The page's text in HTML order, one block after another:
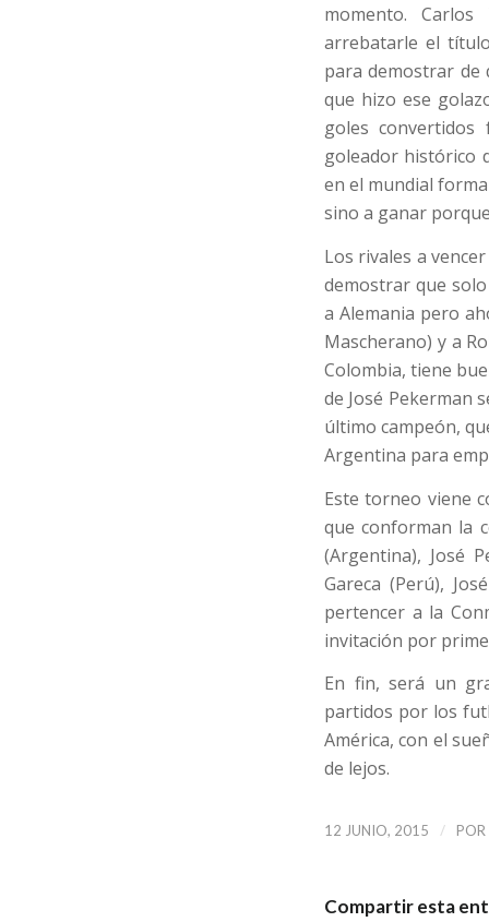
momento.
arrebatarle el
para demostrar de
que hizo ese
goles
goleador histórico
en el mundial
sino a ganar
Los rivales a
demostrar que
a Alemania pero
Mascherano) y a
Colombia, tiene
de José Pekerman
último campeón,
Argentina para
Este torneo viene
que conforman la
(Argentina), José
Gareca (Perú),
pertencer a la
invitación por
En fin, será un
partidos por los
América, con el
de lejos.
12 JUNIO, 2015 / POR
Compartir esta